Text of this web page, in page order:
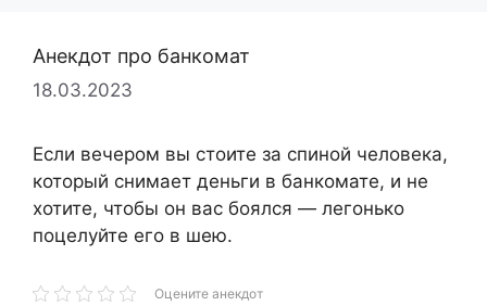
Анекдот про банкомат
18.03.2023
Если вечером вы стоите за спиной человека,
который снимает деньги в банкомате, и не
хотите, чтобы он вас боялся — легонько
поцелуйте его в шею.
Оцените анекдот